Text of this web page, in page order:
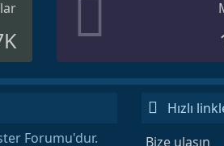
Forumu'dur.
Hızlı
Bize ulaşın